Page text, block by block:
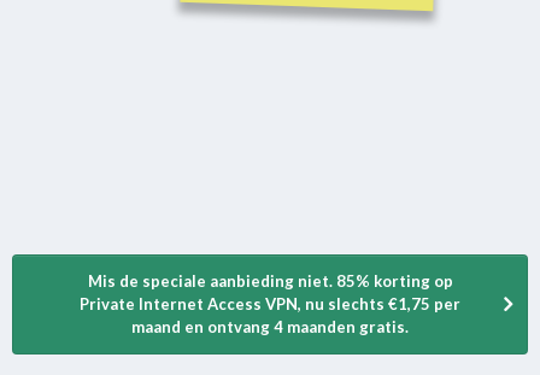
Mis de speciale aanbieding niet. 85% korting op
Private Internet Access VPN, nu slechts €1,75 per
maand en ontvang 4 maanden gratis.